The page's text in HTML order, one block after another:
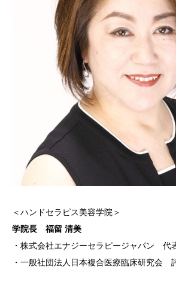
＜ハンドセラピス美容学院＞
学院長 福留 清美
・株式会社エナジーセラピージャパン 代
・一般社団法人日本複合医療臨床研究会